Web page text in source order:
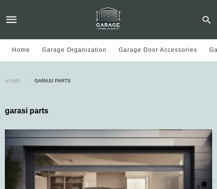
Home Garage Organization Garage Door Accessories
HOME GARASI PARTS
garasi parts